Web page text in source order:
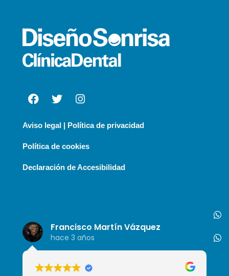
Francisco Martín Vázquez
hace 3 años
Aviso legal | Política de privacidad
Política de cookies
Declaración de Accesibilidad